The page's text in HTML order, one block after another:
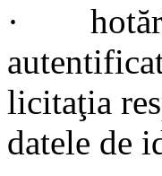
·
licitaţia
datele de